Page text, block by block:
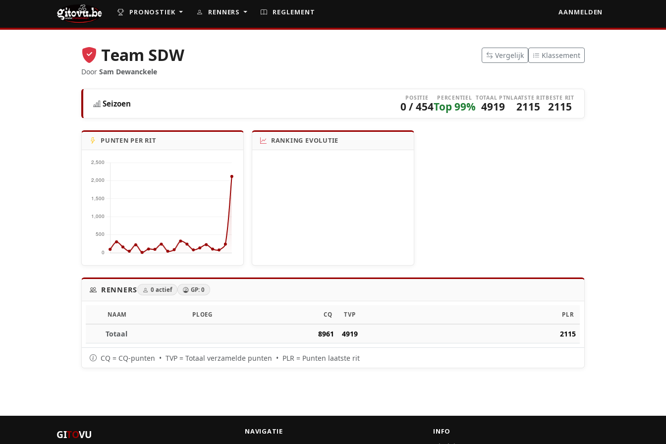
PRONOSTIEK RENNERS REGLEMENT AANMELDEN
Team SDW
DoorSam Dewanckele
Vergelijk Klassement
Seizoen
POSITIE
0 / 454
PERCENTIEL
Top 99%
TOTAAL PTN
4919
LAATSTE RIT
2115
BESTE RIT
2115
PUNTEN PER RIT RANKING EVOLUTIE
RENNERS 0 actief GP: 0
NAAM PLOEG CQ TVP PLR
Totaal 8961 4919 2115
CQ = CQ-punten • TVP = Totaal verzamelde punten • PLR = Punten laatste rit
GITOVU NAVIGATIE INFO